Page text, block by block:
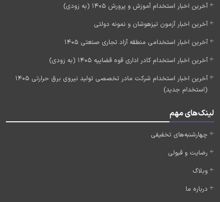
آخرین اخبار استخدام آموزش و پرورش 1405 (به زودی)
آخرین اخبار آزمون تیزهوشان و نمونه دولتی
آخرین اخبار استخدامی منطقه آزاد تجاری صنعتی 1405
آخرین اخبار استخدام کادر اداری قوه قضاییه 1405 (به زودی)
آخرین اخبار استخدام شرکت مادر تخصصی تولید نیروی برق حرارتی 1405
(استخدام جدید)
لینک‌های مهم
چهارشنبه‌های تخفیفی
رضایت و قبولی
وبلاگ
درباره ما